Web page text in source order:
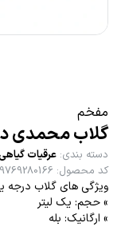
مفخم
گلاب محمدی
دسته بندی: عرقیات
کد محصول:
ویژگی های گلاب
» حجم: یک لیتر
» ارگانیک: بله